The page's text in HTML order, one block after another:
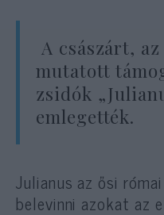
A császárt,
mutatott
zsidók
emlegették.
Julianus az ősi
belevinni azokat az